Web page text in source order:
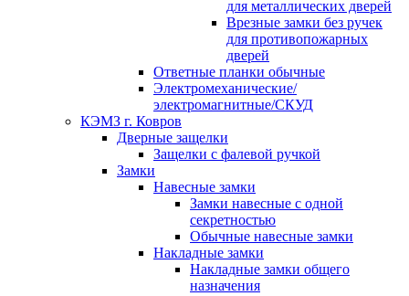
для металлических дверей
Врезные замки без ручек
для противопожарных
дверей
Ответные планки обычные
Электромеханические/
электромагнитные/СКУД
КЭМЗ г. Ковров
Дверные защелки
Защелки с фалевой ручкой
Замки
Навесные замки
Замки навесные с одной
секретностью
Обычные навесные замки
Накладные замки
Накладные замки общего
назначения